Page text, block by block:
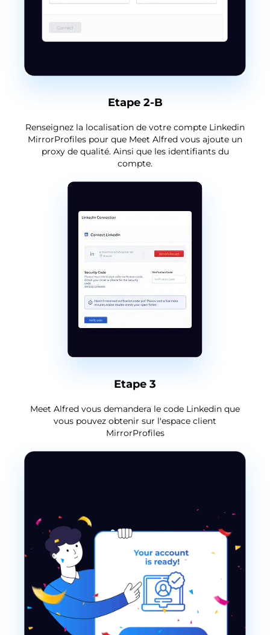
Etape 2-B
Renseignez la localisation de votre compte Linkedin
MirrorProfiles pour que Meet Alfred vous ajoute un
proxy de qualité. Ainsi que les identifiants du
compte.
Etape 3
Meet Alfred vous demandera le code Linkedin que
vous pouvez obtenir sur l'espace client
MirrorProfiles